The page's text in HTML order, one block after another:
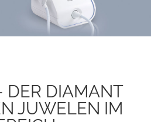
DER DIAMANT
JUWELEN IM